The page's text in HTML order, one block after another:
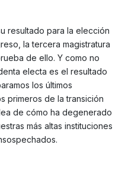
resultado para la elección
la tercera magistratura
de ello. Y como no
electa es el resultado
los últimos
primeros de la transición
de cómo ha degenerado
más altas instituciones